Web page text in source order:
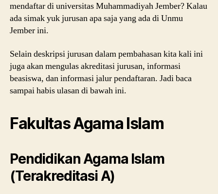
mendaftar di universitas Muhammadiyah Jember? Kalau
ada simak yuk jurusan apa saja yang ada di Unmu
Jember ini.
Selain deskripsi jurusan dalam pembahasan kita kali ini
juga akan mengulas akreditasi jurusan, informasi
beasiswa, dan informasi jalur pendaftaran. Jadi baca
sampai habis ulasan di bawah ini.
Fakultas Agama Islam
Pendidikan Agama Islam
(Terakreditasi A)